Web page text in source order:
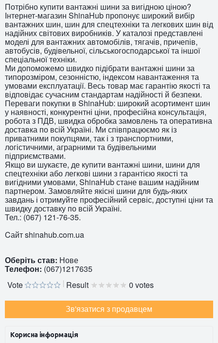
Потрібно купити вантажні шини за вигідною ціною?
Інтернет-магазин ShinaHub пропонує широкий вибір
вантажних шин, шин для спецтехніки та легкових шин від
надійних світових виробників. У каталозі представлені
моделі для вантажних автомобілів, тягачів, причепів,
автобусів, будівельної, сільськогосподарської та іншої
спеціальної техніки.
Ми допоможемо швидко підібрати вантажні шини за
типорозміром, сезонністю, індексом навантаження та
умовами експлуатації. Весь товар має гарантію якості та
відповідає сучасним стандартам надійності й безпеки.
Переваги покупки в ShinaHub: широкий асортимент шин
у наявності, конкурентні ціни, професійна консультація,
робота з ПДВ, швидка обробка замовлень та оперативна
доставка по всій Україні. Ми співпрацюємо як із
приватними покупцями, так і з транспортними,
логістичними, аграрними та будівельними
підприємствами.
Якщо ви шукаєте, де купити вантажні шини, шини для
спецтехніки або легкові шини з гарантією якості та
вигідними умовами, ShinaHub стане вашим надійним
партнером. Замовляйте якісні шини для будь-яких
завдань і отримуйте професійний сервіс, доступні ціни та
швидку доставку по всій Україні.
Тел.: (067) 121-76-35.
Cайт shinahub.com.ua
Оберіть став: Нове
Телефон: (067)1217635
Vote
Result 0 votes
Зв'язатися з продавцем
Корисна інформація